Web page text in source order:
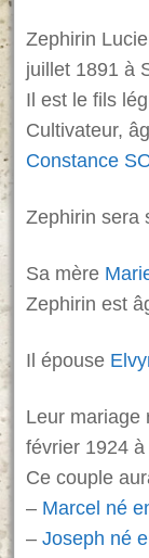
Zephirin
juillet 1891 à
Il est le fils
Cultivateur,
Constance
Zephirin sera
Sa mère
Zephirin est
Il épouse
Leur mariage
février 1924
Ce couple
– Marcel né
– Joseph né